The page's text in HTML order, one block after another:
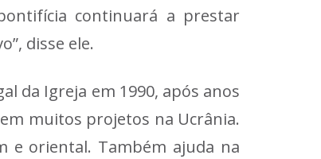
continuará a prestar
disse ele.
da Igreja em 1990, após anos
muitos projetos na Ucrânia.
e oriental. Também ajuda na